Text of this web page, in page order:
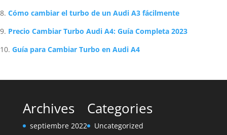
Cómo cambiar el turbo de un Audi A3 fácilmente
Precio Cambiar Turbo Audi A4: Guía Completa 2023
Guía para Cambiar Turbo en Audi A4
Archives
septiembre 2022
Categories
Uncategorized